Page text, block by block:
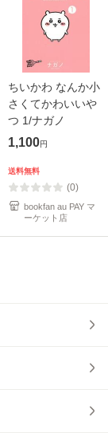
ちいかわ なんか小
さくてかわいいや
つ 1/ナガノ
1,100円
送料無料
(0)
bookfan au PAY マ
ーケット店